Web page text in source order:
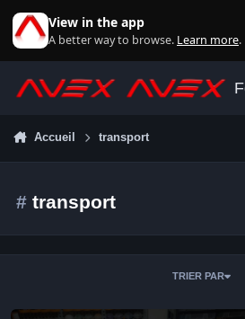
View in the app
A better way to browse. Learn more.
Accueil transport
# transport
TRIER PAR
Flight Case sur mesure fait maison !